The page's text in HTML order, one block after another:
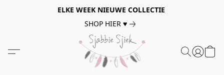
ELKE WEEK NIEUWE COLLECTIE
SHOP HIER ♥